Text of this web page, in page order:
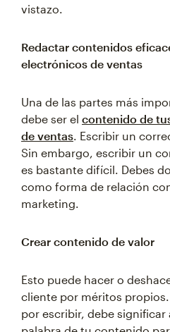
vistazo.
Redactar contenidos
electrónicos de ventas
Una de las partes más
debe ser el contenido de
de ventas. Escribir un
Sin embargo, escribir un
es bastante difícil. Debes
como forma de relación
marketing.
Crear contenido de valor
Esto puede hacer o
cliente por méritos
por escribir, debe significar